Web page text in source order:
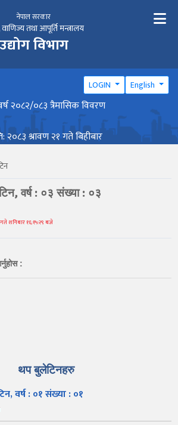
नेपाल सरकार
वाणिज्य तथा आपूर्ति मन्त्रालय
उद्योग विभाग
LOGIN English
२०८२/०८३ त्रैमासिक विवरण
२०८३ श्रावण २१ गते बिहीबार
वर्ष : ०३ संख्या : ०३
शनिबार १६:१५:२९ बजे
:
थप बुलेटिनहरु
वर्ष : ०१ संख्या : ०१